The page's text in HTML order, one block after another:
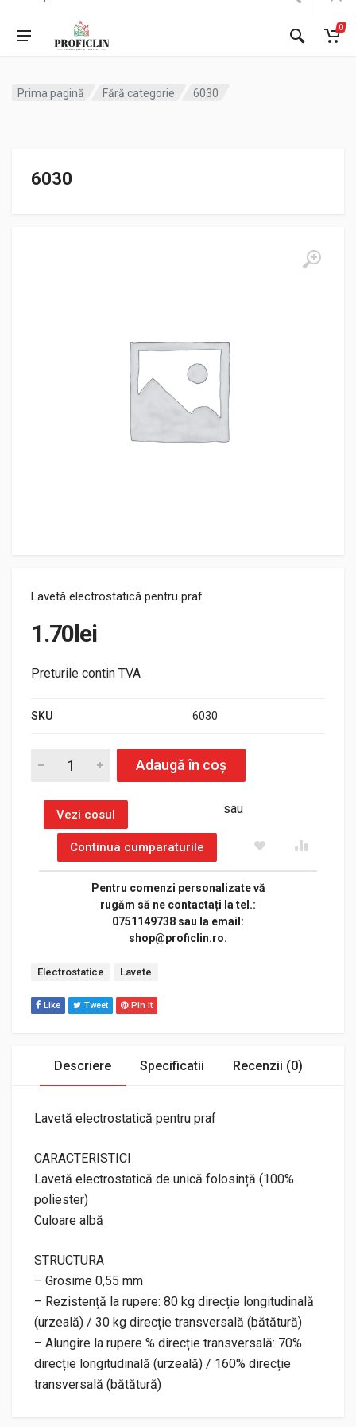
0
Prima pagină Fără categorie 6030
6030
Lavetă electrostatică pentru praf
1.70lei
Preturile contin TVA
SKU 6030
Adaugă în coș
Vezi cosul sau
Continua cumparaturile
Pentru comenzi personalizate vă
rugăm să ne contactați la tel.:
0751149738 sau la email:
shop@proficlin.ro.
Tags:
Electrostatice Lavete
Like Tweet Pin It
Descriere Specificatii Recenzii (0)
Lavetă electrostatică pentru praf
CARACTERISTICI
Lavetă electrostatică de unică folosință (100%
poliester)
Culoare albă
STRUCTURA
– Grosime 0,55 mm
– Rezistență la rupere: 80 kg direcție longitudinală
(urzeală) / 30 kg direcție transversală (bătătură)
– Alungire la rupere % direcție transversală: 70%
direcție longitudinală (urzeală) / 160% direcție
transversală (bătătură)